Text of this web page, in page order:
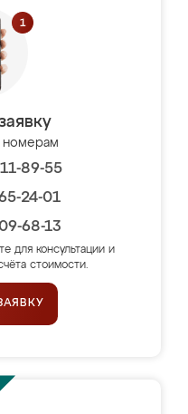
номерам
89-55
24-01
68-13
для консультации и
стоимости.